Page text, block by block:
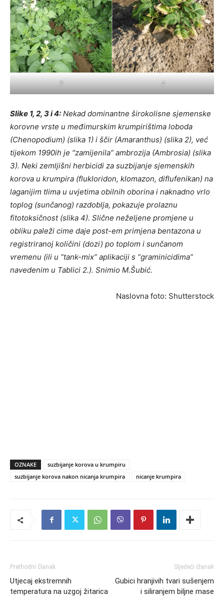
3 4
Slike 1, 2, 3 i 4: Nekad dominantne širokolisne sjemenske
korovne vrste u međimurskim krumpirištima loboda
(Chenopodium) (slika 1) i ščir (Amaranthus) (slika 2), već
tijekom 1990ih je “zamijenila” ambrozija (Ambrosia) (slika
3). Neki zemljišni herbicidi za suzbijanje sjemenskih
korova u krumpira (flukloridon, klomazon, diflufenikan) na
laganijim tlima u uvjetima obilnih oborina i naknadno vrlo
toplog (sunčanog) razdoblja, pokazuje prolaznu
fitotoksičnost (slika 4). Slične neželjene promjene u
obliku paleži cime daje post-em primjena bentazona u
registriranoj količini (dozi) po toplom i sunčanom
vremenu (ili u “tank-mix” aplikaciji s “graminicidima”
navedenim u Tablici 2.). Snimio M.Šubić.
Naslovna foto: Shutterstock
OZNAKE
suzbijanje korova u krumpiru
suzbijanje korova nakon nicanja krumpira
nicanje krumpira
Prethodni članak
Utjecaj ekstremnih
temperatura na uzgoj žitarica
Sljedeći članak
Gubici hranjivih tvari sušenjem
i siliranjem biljne mase